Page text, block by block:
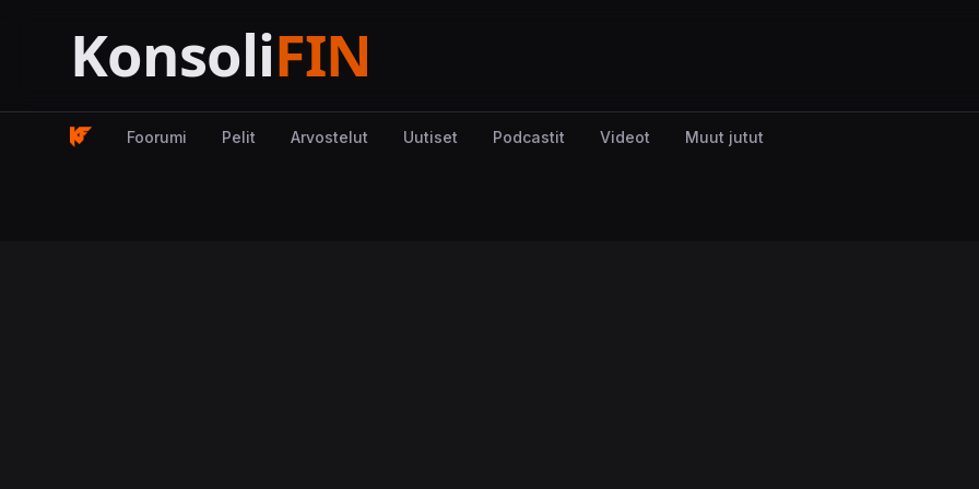
Foorumi Pelit Arvostelut Uutiset Podcastit Videot Muut jutut